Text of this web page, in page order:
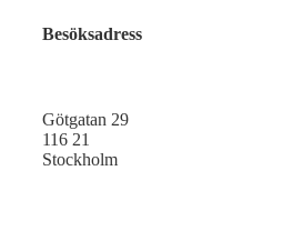
Besöksadress
Götgatan 29
116 21
Stockholm